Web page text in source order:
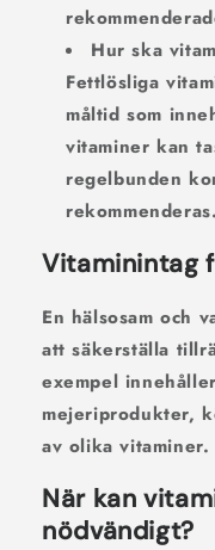
Hur ska
Fettlösliga
måltid som
vitaminer kan
regelbunden
rekommenderas.
Vitaminintag
En hälsosam och
att säkerställa
exempel
mejeriprodukter,
av olika vitaminer.
När kan
nödvändigt?